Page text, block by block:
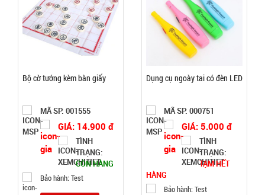
đỏ Dày 4 Ly
( T200, Full
VAT )
SP004285
GIÁ:
TÌNH
Bảo
Cân nặng:
Bộ cờ tướng kèm bàn giấy
MÃ SP: 001555
GIÁ: 14.900 đ
TÌNH
TRẠNG:
CÒN HÀNG
Bảo hành: Test
Dụng cụ ngoày tai có đèn LED
MÃ SP: 000751
GIÁ: 5.000 đ
TÌNH
TRẠNG:
TẠM HẾT
HÀNG
Bảo hành: Test